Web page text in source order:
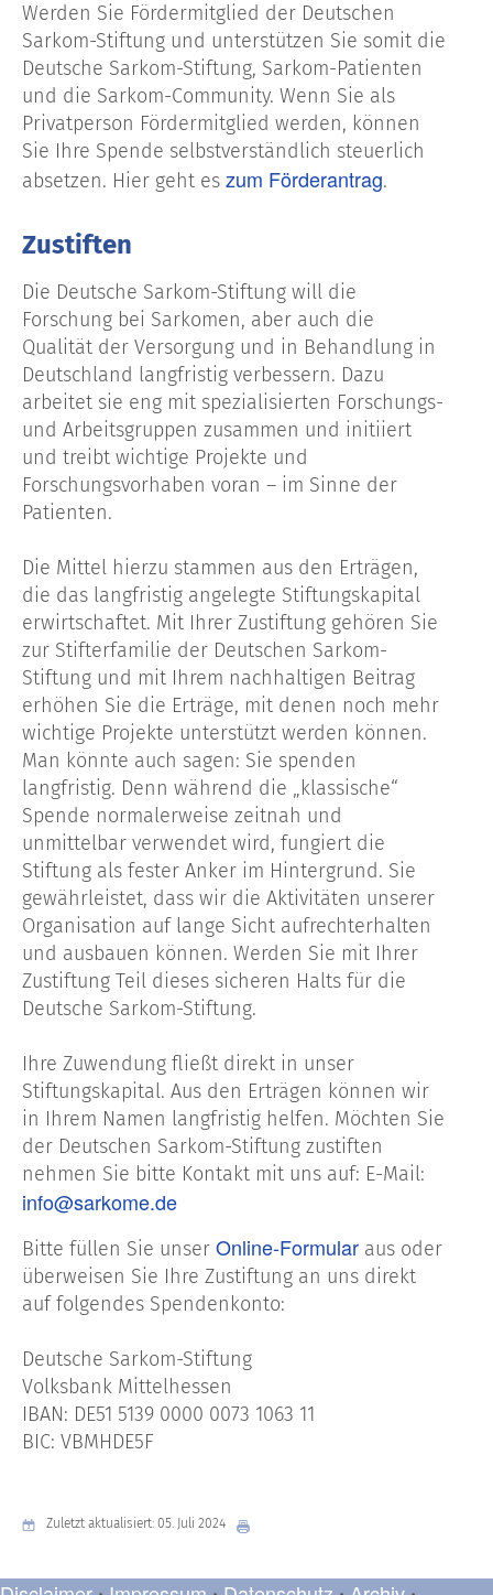
Werden Sie Fördermitglied der Deutschen
Sarkom-Stiftung und unterstützen Sie somit die
Deutsche Sarkom-Stiftung, Sarkom-Patienten
und die Sarkom-Community. Wenn Sie als
Privatperson Fördermitglied werden, können
Sie Ihre Spende selbstverständlich steuerlich
absetzen. Hier geht es zum Förderantrag.
Zustiften
Die Deutsche Sarkom-Stiftung will die
Forschung bei Sarkomen, aber auch die
Qualität der Versorgung und in Behandlung in
Deutschland langfristig verbessern. Dazu
arbeitet sie eng mit spezialisierten Forschungs-
und Arbeitsgruppen zusammen und initiiert
und treibt wichtige Projekte und
Forschungsvorhaben voran – im Sinne der
Patienten.
Die Mittel hierzu stammen aus den Erträgen,
die das langfristig angelegte Stiftungskapital
erwirtschaftet. Mit Ihrer Zustiftung gehören Sie
zur Stifterfamilie der Deutschen Sarkom-
Stiftung und mit Ihrem nachhaltigen Beitrag
erhöhen Sie die Erträge, mit denen noch mehr
wichtige Projekte unterstützt werden können.
Man könnte auch sagen: Sie spenden
langfristig. Denn während die „klassische“
Spende normalerweise zeitnah und
unmittelbar verwendet wird, fungiert die
Stiftung als fester Anker im Hintergrund. Sie
gewährleistet, dass wir die Aktivitäten unserer
Organisation auf lange Sicht aufrechterhalten
und ausbauen können. Werden Sie mit Ihrer
Zustiftung Teil dieses sicheren Halts für die
Deutsche Sarkom-Stiftung.
Ihre Zuwendung fließt direkt in unser
Stiftungskapital. Aus den Erträgen können wir
in Ihrem Namen langfristig helfen. Möchten Sie
der Deutschen Sarkom-Stiftung zustiften
nehmen Sie bitte Kontakt mit uns auf: E-Mail:
info@sarkome.de
Bitte füllen Sie unser Online-Formular aus oder
überweisen Sie Ihre Zustiftung an uns direkt
auf folgendes Spendenkonto:
Deutsche Sarkom-Stiftung
Volksbank Mittelhessen
IBAN: DE51 5139 0000 0073 1063 11
BIC: VBMHDE5F
Zuletzt aktualisiert: 05. Juli 2024